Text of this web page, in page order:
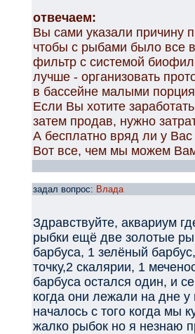
отвечаем:
Вы сами указали причину
чтобы с рыбами было все
фильтр с системой
лучше - организовать
в бассейне малыми
Если Вы хотите
затем продав, нужно
А бесплатно вряд ли у Вас
Вот все, чем мы можем
задал вопрос: Влада
Здравствуйте, аквариум
рыбки ещё две золотые
барбуса, 1 зелёный
точку,2 скалярии, 1
барбуса остался один, и
когда они лежали на дне
началось с того когда мы
жалко рыбок но я незнаю